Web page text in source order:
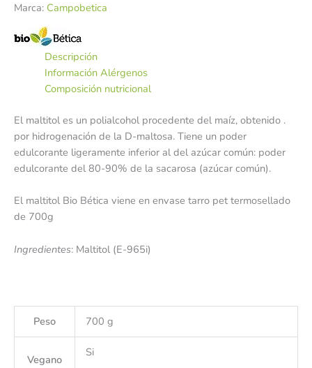
Marca: Campobetica
Descripción
Información Alérgenos
Composición nutricional
El maltitol es un polialcohol procedente del maíz, obtenido .
por hidrogenación de la D-maltosa. Tiene un poder
edulcorante ligeramente inferior al del azúcar común: poder
edulcorante del 80-90% de la sacarosa (azúcar común).
El maltitol Bio Bética viene en envase tarro pet termosellado
de 700g
Ingredientes: Maltitol (E-965i)
Peso 700 g
Vegano
Si